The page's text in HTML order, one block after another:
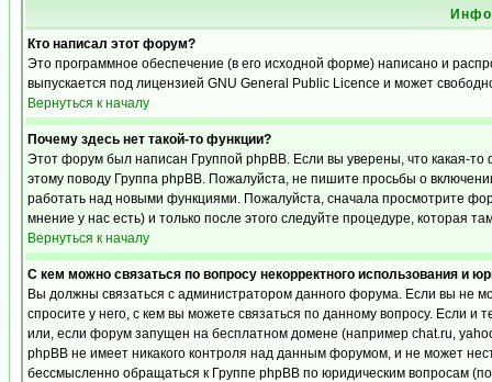
Кто написал этот форум?
Это программное обеспечение (в его исходной форме) написано и
выпускается под лицензией GNU General Public Licence и может
Вернуться к началу
Почему здесь нет такой-то функции?
Этот форум был написан Группой phpBB. Если вы уверены, что какая-
этому поводу Группа phpBB. Пожалуйста, не пишите просьбы о
работать над новыми функциями. Пожалуйста, сначала просмотрите
мнение у нас есть) и только после этого следуйте процедуре, которая
Вернуться к началу
С кем можно связаться по вопросу некорректного использования и
Вы должны связаться с администратором данного форума. Если вы не
спросите у него, с кем вы можете связаться по данному вопросу. Если
или, если форум запущен на бесплатном домене (например chat.ru,
phpBB не имеет никакого контроля над данным форумом, и не может
бессмысленно обращаться к Группе phpBB по юридическим вопросам